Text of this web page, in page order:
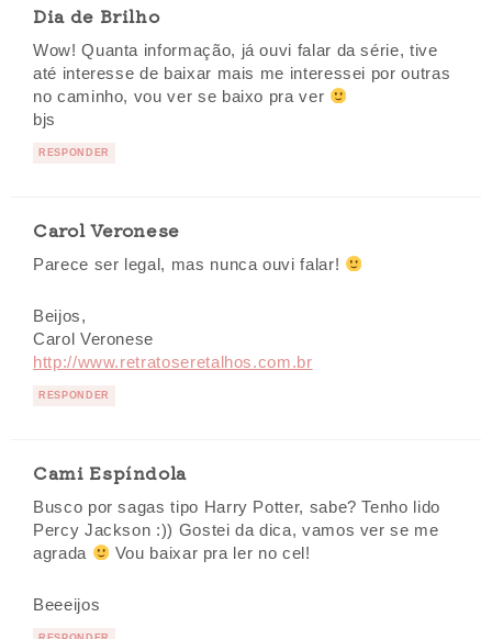
Dia de Brilho
Wow! Quanta informação, já ouvi falar da série, tive
até interesse de baixar mais me interessei por outras
no caminho, vou ver se baixo pra ver
bjs
RESPONDER
Carol Veronese
Parece ser legal, mas nunca ouvi falar!
Beijos,
Carol Veronese
http://www.retratoseretalhos.com.br
RESPONDER
Cami Espíndola
Busco por sagas tipo Harry Potter, sabe? Tenho lido
Percy Jackson :)) Gostei da dica, vamos ver se me
agrada
Vou baixar pra ler no cel!
Beeeijos